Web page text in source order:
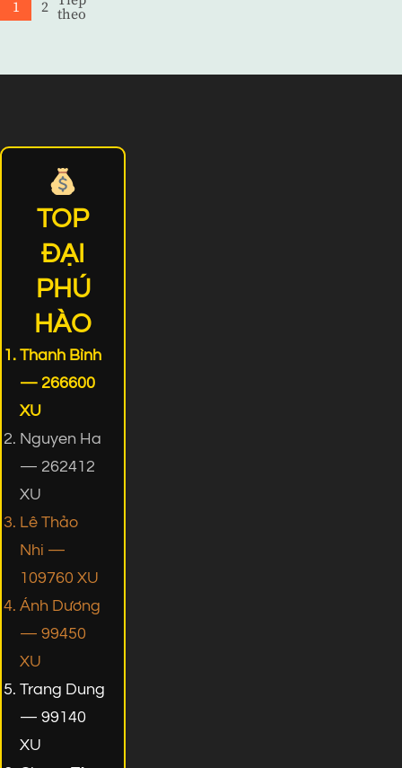
Phân
bài
Page
1 Page
2 theo
TOP
ĐẠI
PHÚ
HÀO
Thanh Bình
— 266600
XU
Nguyen Ha
— 262412
XU
Lê Thảo
Nhi —
109760 XU
Ánh Dương
— 99450
XU
Trang Dung
— 99140
XU